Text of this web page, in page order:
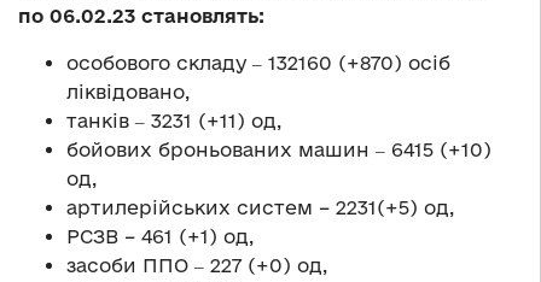
по 06.02.23 становлять:
особового складу ‒ 132160 (+870) осіб
ліквідовано,
танків ‒ 3231 (+11) од,
бойових броньованих машин ‒ 6415 (+10)
од,
артилерійських систем – 2231(+5) од,
РСЗВ – 461 (+1) од,
засоби ППО ‒ 227 (+0) од,